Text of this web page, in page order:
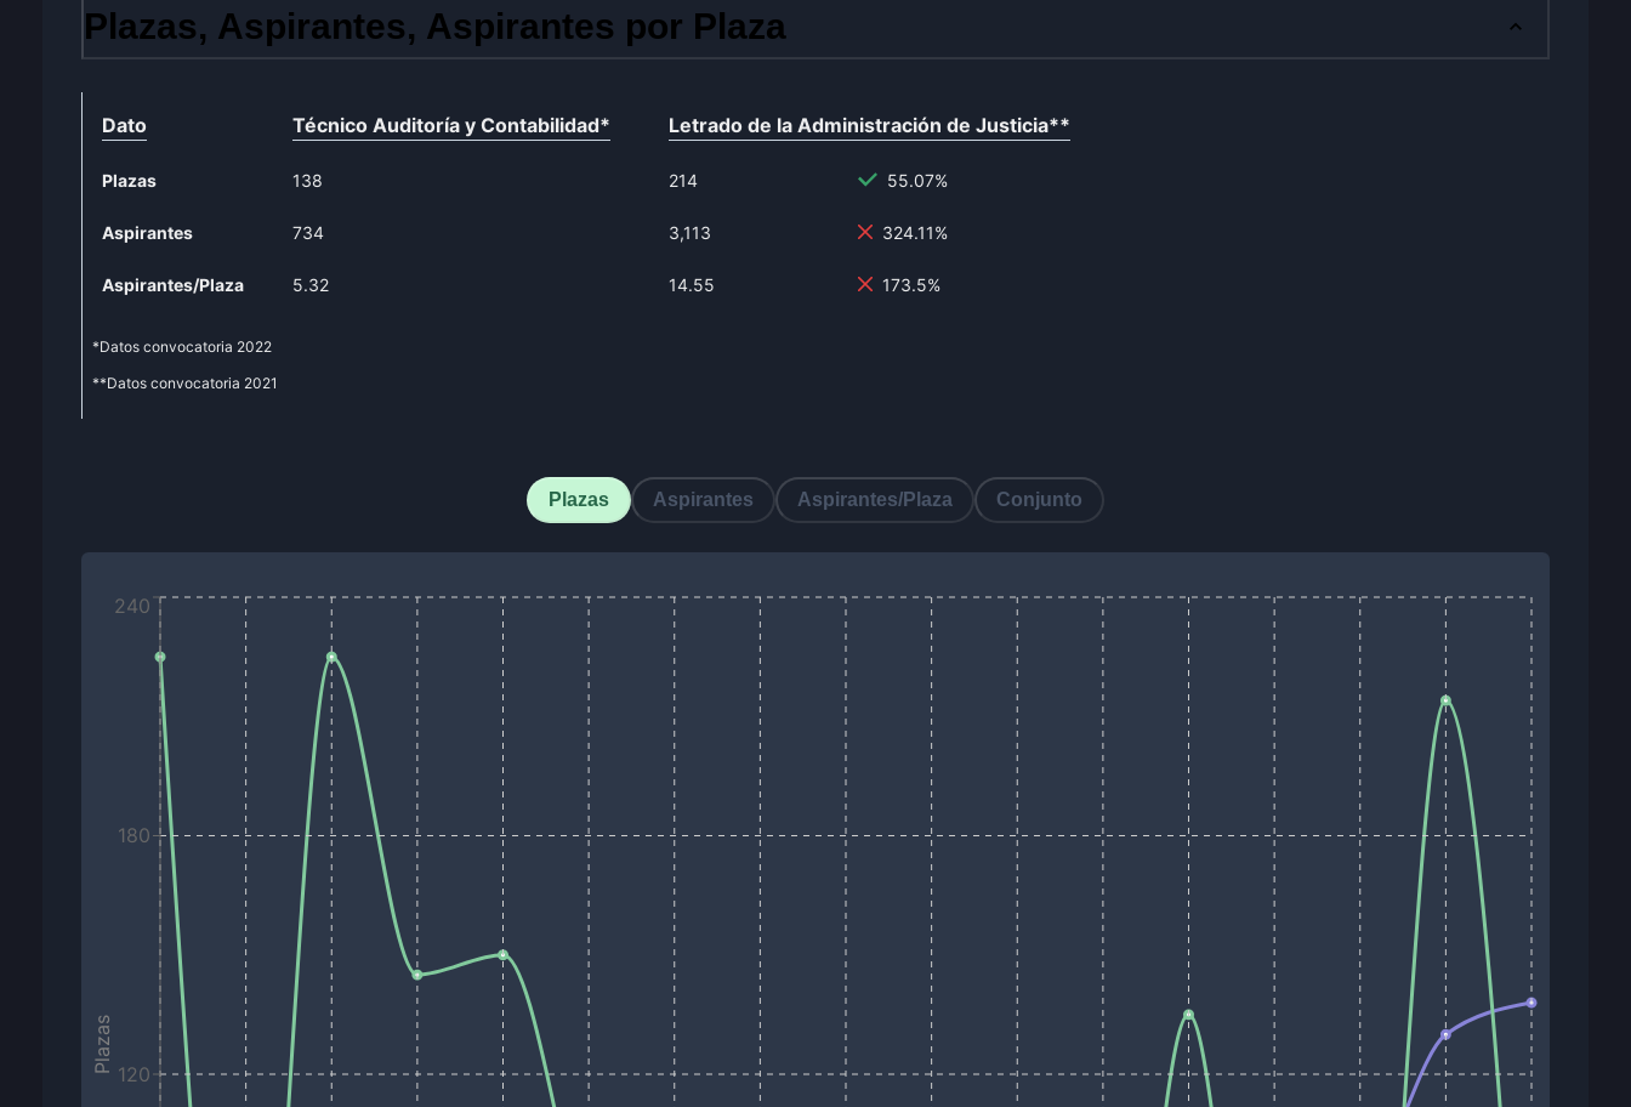
Plazas, Aspirantes, Aspirantes por Plaza
Dato Técnico Auditoría y Contabilidad*
Plazas 138
Aspirantes 734
Aspirantes/Plaza 5.32
Letrado de la Administración de Justicia**
214 55.07%
3,113 324.11%
14.55 173.5%
*Datos convocatoria 2022
**Datos convocatoria 2021
Plazas Aspirantes Aspirantes/Plaza Conjunto
120
180
240
Plazas